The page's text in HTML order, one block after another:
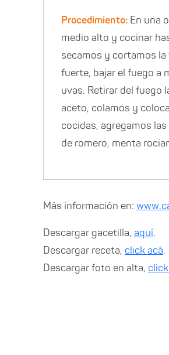
Procedimiento: En una
medio alto y cocinar
secamos y cortamos la
fuerte, bajar el fuego a
uvas. Retirar del fuego
aceto, colamos y
cocidas, agregamos
de romero, menta
Más información en:
Descargar gacetilla, aquí.
Descargar receta, click acá.
Descargar foto en alta,